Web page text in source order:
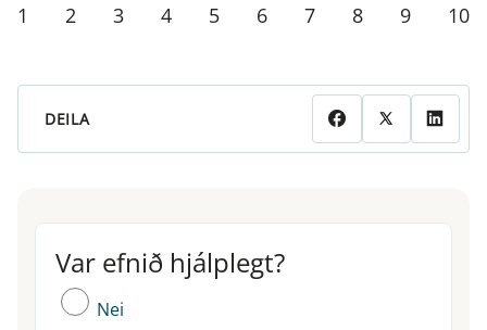
1 2 3 4 5 6 7 8 9 10
DEILA
Var efnið hjálplegt?
Var efnið hjálplegt?
Nei